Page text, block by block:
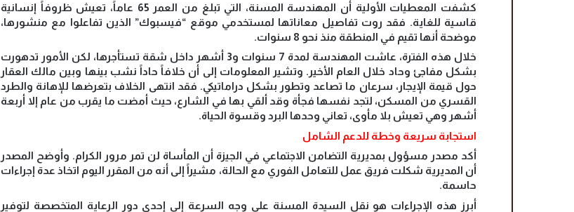
كشفت المعطيات الأولية أن المهندسة المسنة، التي تبلغ من العمر 65 عاماً، تعيش ظروفاً إنسانية
قاسية للغاية. فقد روت تفاصيل معاناتها لمستخدمي موقع “فيسبوك” الذين تفاعلوا مع منشورها،
موضحة أنها تقيم في المنطقة منذ نحو 8 سنوات.
خلال هذه الفترة، عاشت المهندسة لمدة 7 سنوات و3 أشهر داخل شقة تستأجرها، لكن الأمور تدهورت
بشكل مفاجئ وحاد خلال العام الأخير. وتشير المعلومات إلى أن خلافاً حاداً نشب بينها وبين مالك العقار
حول قيمة الإيجار، سرعان ما تصاعد وتطور بشكل دراماتيكي. فقد انتهى الخلاف بتعرضها للإهانة والطرد
القسري من المسكن، لتجد نفسها فجأة وقد ألقي بها في الشارع، حيث أمضت ما يقرب من عام إلا أربعة
أشهر وهي تعيش بلا مأوى، تعاني وحدها البرد وقسوة الحياة.
استجابة سريعة وخطة للدعم الشامل
أكد مصدر مسؤول بمديرية التضامن الاجتماعي في الجيزة أن المأساة لن تمر مرور الكرام. وأوضح المصدر
أن المديرية شكلت فريق عمل للتعامل الفوري مع الحالة، مشيراً إلى أنه من المقرر اليوم اتخاذ عدة إجراءات
حاسمة.
أبرز هذه الإجراءات هو نقل السيدة المسنة على وجه السرعة إلى إحدى دور الرعاية المتخصصة لتوفير